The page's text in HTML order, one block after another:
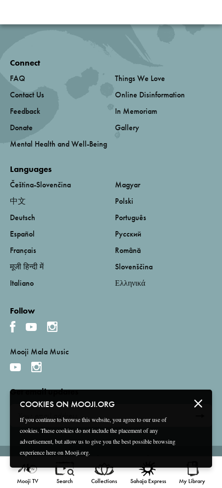
Mooji TV Search Collections Sahaja Express My Library
COOKIES ON MOOJI.ORG
If you continue to browse this website, you agree to our use of
cookies. These cookies do not include the placement of any
advertisement, but allow us to give you the best possible browsing
experience here on Mooji.org.
Connect
FAQ
Contact Us
Feedback
Donate
Mental Health and Well-Being
Things We Love
Online Disinformation
In Memoriam
Gallery
Languages
Čeština-Slovenčina
中文
Deutsch
Español
Français
मूजी हिन्दी में
Italiano
Magyar
Polski
Português
Русский
Română
Slovenščina
Ελληνικά
Follow
Mooji Mala Music
Get email updates
© 2026 Mooji Media Ltd and Associação Mooji Sangha
Terms and Conditions